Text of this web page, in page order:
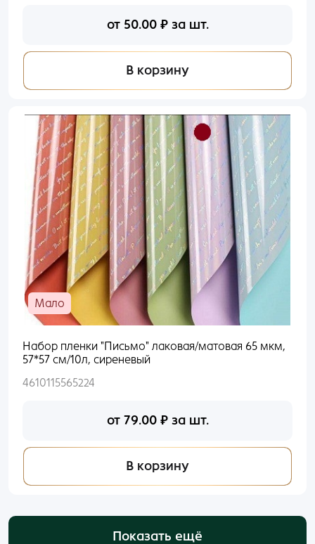
от 50.00 ₽за шт.
В корзину
Мало
Набор пленки "Письмо" лаковая/матовая 65 мкм,
57*57 см/10л, сиреневый
4610115565224
от 79.00 ₽за шт.
В корзину
Показать ещё